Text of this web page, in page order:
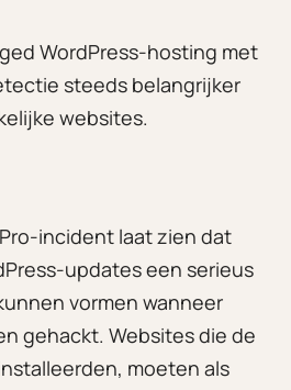
WordPress-hosting met
steeds belangrijker
websites.
incident laat zien dat
updates een serieus
vormen wanneer
gehackt. Websites die de
moeten als